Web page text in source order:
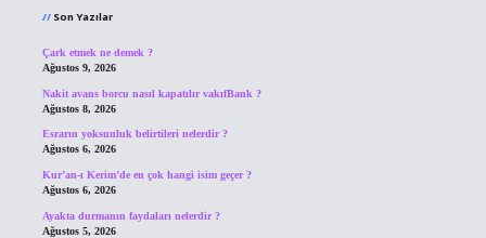
Son Yazılar
Çark etmek ne demek ?
Ağustos 9, 2026
Nakit avans borcu nasıl kapatılır vakıfBank ?
Ağustos 8, 2026
Esrarın yoksunluk belirtileri nelerdir ?
Ağustos 6, 2026
Kur’an-ı Kerim’de en çok hangi isim geçer ?
Ağustos 6, 2026
Ayakta durmanın faydaları nelerdir ?
Ağustos 5, 2026